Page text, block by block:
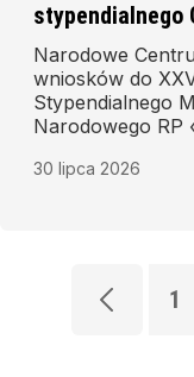
stypendialnego
Narodowe
wniosków do
Stypendialnego
Narodowego RP
30 lipca 2026
1